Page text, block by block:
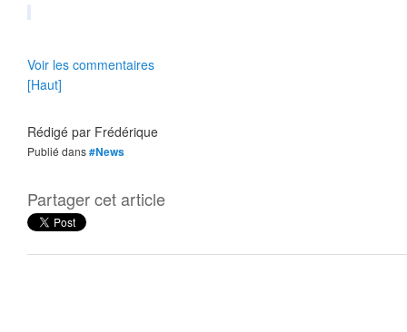
Voir les commentaires
[Haut]
Rédigé par Frédérique
Publié dans#News
Partager cet article